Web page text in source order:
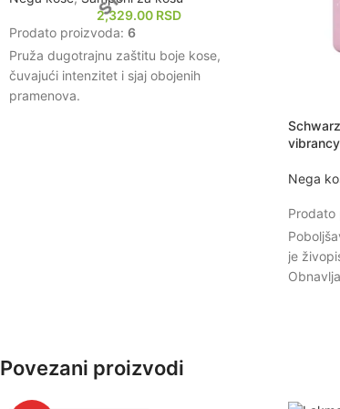
2,329.00 RSD
Prodato proizvoda: 6
Pruža dugotrajnu zaštitu boje kose,
čuvajući intenzitet i sjaj obojenih
pramenova.
Nega
Prodato
je
Povezani proizvodi